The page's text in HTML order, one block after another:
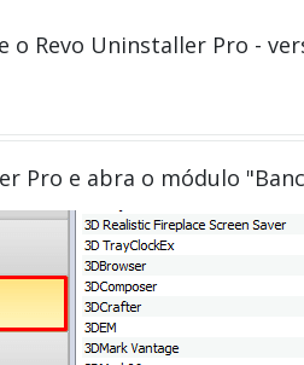
o Revo Uninstaller Pro -
Pro e abra o módulo